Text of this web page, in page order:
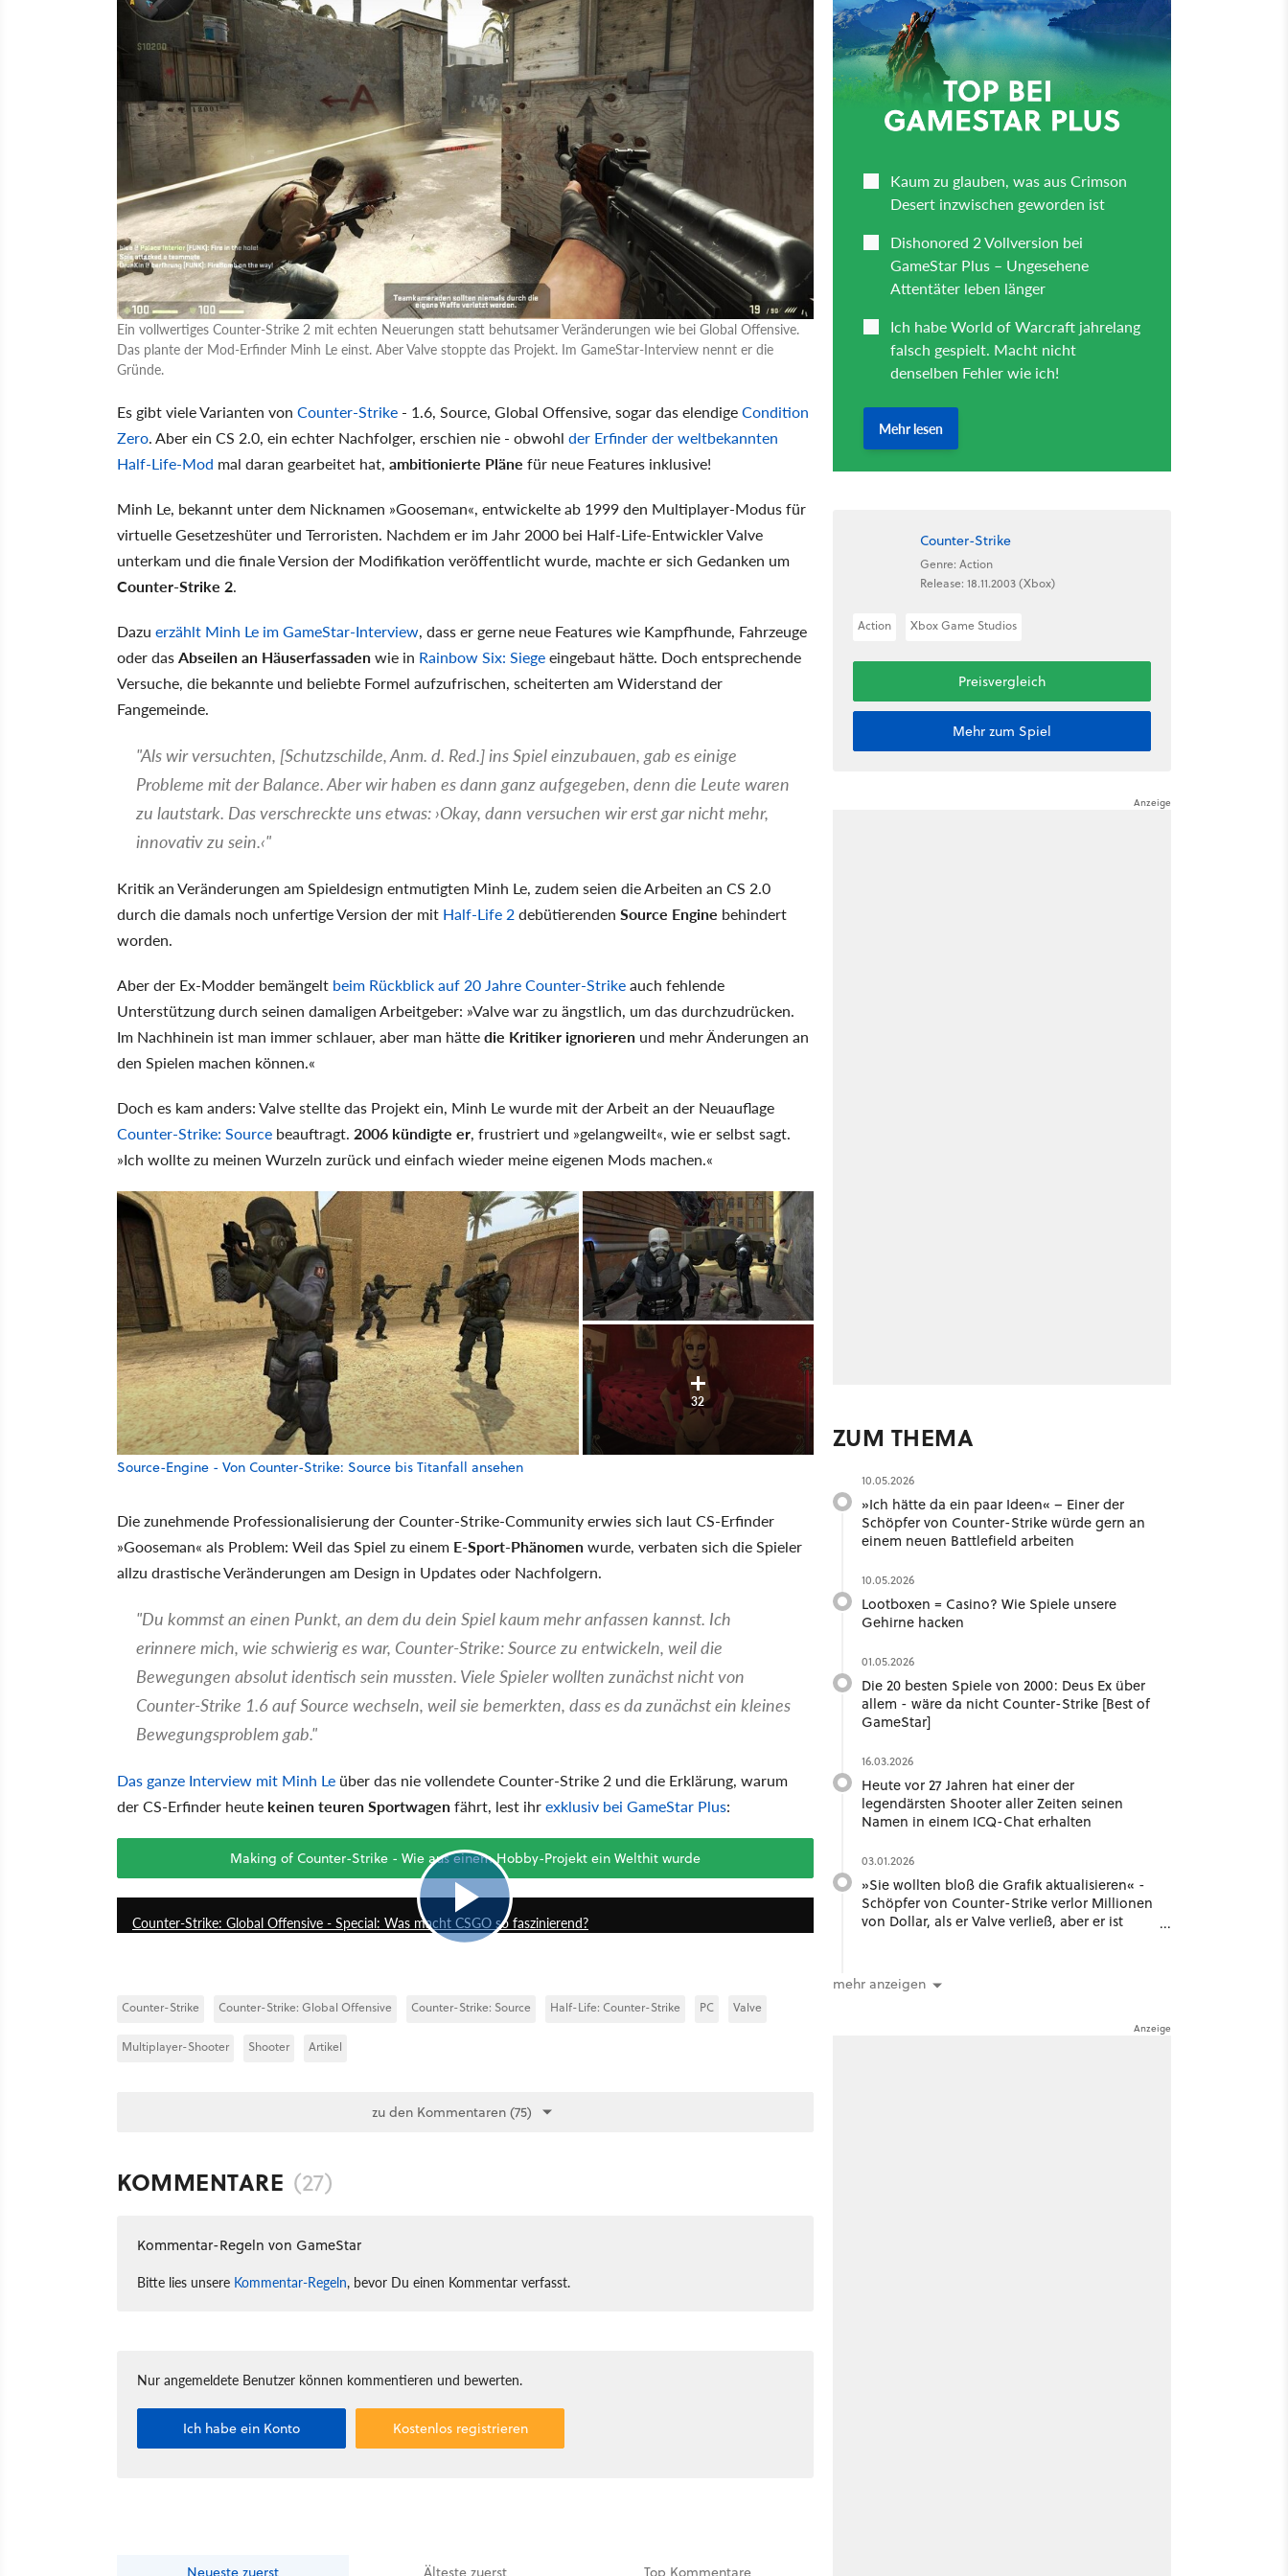
Ein vollwertiges Counter-Strike 2 mit echten Neuerungen statt behutsamer Veränderungen wie bei Global Offensive.
Das plante der Mod-Erfinder Minh Le einst. Aber Valve stoppte das Projekt. Im GameStar-Interview nennt er die
Gründe.
Es gibt viele Varianten von Counter-Strike - 1.6, Source, Global Offensive, sogar das elendigeCondition
Zero. Aber ein CS 2.0, ein echter Nachfolger, erschien nie - obwohl der Erfinder der weltbekannten
Half-Life-Mod mal daran gearbeitet hat, ambitionierte Pläne für neue Features inklusive!
Minh Le, bekannt unter dem Nicknamen »Gooseman«, entwickelte ab 1999 den Multiplayer-Modus für
virtuelle Gesetzeshüter und Terroristen. Nachdem er im Jahr 2000 bei Half-Life-Entwickler Valve
unterkam und die finale Version der Modifikation veröffentlicht wurde, machte er sich Gedanken um
Counter-Strike 2.
Dazu erzählt Minh Le im GameStar-Interview, dass er gerne neue Features wie Kampfhunde, Fahrzeuge
oder dasAbseilen an Häuserfassadenwie in Rainbow Six: Siegeeingebaut hätte. Doch entsprechende
Versuche, die bekannte und beliebte Formel aufzufrischen, scheiterten am Widerstand der
Fangemeinde.
"Als wir versuchten, [Schutzschilde, Anm. d. Red.] ins Spiel einzubauen, gab es einige
Probleme mit der Balance. Aber wir haben es dann ganz aufgegeben, denn die Leute waren
zu lautstark. Das verschreckte uns etwas: ›Okay, dann versuchen wir erst gar nicht mehr,
innovativ zu sein.‹"
Kritik an Veränderungen am Spieldesign entmutigten Minh Le, zudem seien die Arbeiten an CS 2.0
durch die damals noch unfertige Version der mit Half-Life 2debütierenden Source Engine behindert
worden.
Aber der Ex-Modder bemängelt beim Rückblick auf 20 Jahre Counter-Strikeauch fehlende
Unterstützung durch seinen damaligen Arbeitgeber: »Valve war zu ängstlich, um das durchzudrücken.
Im Nachhinein ist man immer schlauer, aber man hättedie Kritiker ignorieren und mehr Änderungen an
den Spielen machen können.«
Doch es kam anders: Valve stellte das Projekt ein, Minh Le wurde mit der Arbeit an der Neuauflage
Counter-Strike: Source beauftragt. 2006 kündigte er, frustriert und »gelangweilt«, wie er selbst sagt.
»Ich wollte zu meinen Wurzeln zurück und einfach wieder meine eigenen Mods machen.«
32
Source-Engine - Von Counter-Strike: Source bis Titanfall ansehen
Die zunehmende Professionalisierung der Counter-Strike-Community erwies sich laut CS-Erfinder
»Gooseman« als Problem: Weil das Spiel zu einem E-Sport-Phänomenwurde, verbaten sich die Spieler
allzu drastische Veränderungen am Design in Updates oder Nachfolgern.
"Du kommst an einen Punkt, an dem du dein Spiel kaum mehr anfassen kannst. Ich
erinnere mich, wie schwierig es war, Counter-Strike: Source zu entwickeln, weil die
Bewegungen absolut identisch sein mussten. Viele Spieler wollten zunächst nicht von
Counter-Strike 1.6 auf Source wechseln, weil sie bemerkten, dass es da zunächst ein kleines
Bewegungsproblem gab."
Das ganze Interview mit Minh Le über das nie vollendete Counter-Strike 2 und die Erklärung, warum
der CS-Erfinder heute keinen teuren Sportwagenfährt, lest ihrexklusiv bei GameStar Plus:
Making of Counter-Strike - Wie aus einem Hobby-Projekt ein Welthit wurde
21:54
Counter-Strike: Global Offensive - Special: Was macht CSGO so faszinierend?
Counter-Strike Counter-Strike: Global Offensive Counter-Strike: Source Half-Life: Counter-Strike PC Valve
Multiplayer-Shooter Shooter Artikel
zu den Kommentaren (75)
KOMMENTARE (27)
Kommentar-Regeln von GameStar
Bitte lies unsere Kommentar-Regeln, bevor Du einen Kommentar verfasst.
Nur angemeldete Benutzer können kommentieren und bewerten.
Ich habe ein Konto Kostenlos registrieren
Neueste zuerst Ältestezuerst Top Kommentare
Counter-Strike
Genre: Action
Release: 18.11.2003 (Xbox)
Action Xbox Game Studios
Preisvergleich
Mehr zum Spiel
ZUM THEMA
10.05.2026
»Ich hätte da ein paar Ideen« – Einer der
Schöpfer von Counter-Strike würde gern an
einem neuen Battlefield arbeiten
10.05.2026
Lootboxen = Casino? Wie Spiele unsere
Gehirne hacken
01.05.2026
Die 20 besten Spiele von 2000: Deus Ex über
allem - wäre da nicht Counter-Strike [Best of
GameStar]
16.03.2026
Heute vor 27 Jahren hat einer der
legendärsten Shooter aller Zeiten seinen
Namen in einem ICQ-Chat erhalten
03.01.2026
»Sie wollten bloß die Grafik aktualisieren« -
Schöpfer von Counter-Strike verlor Millionen
von Dollar, als er Valve verließ, aber er ist
mehr anzeigen